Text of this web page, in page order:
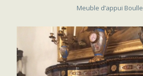
Meuble d’appui Boulle